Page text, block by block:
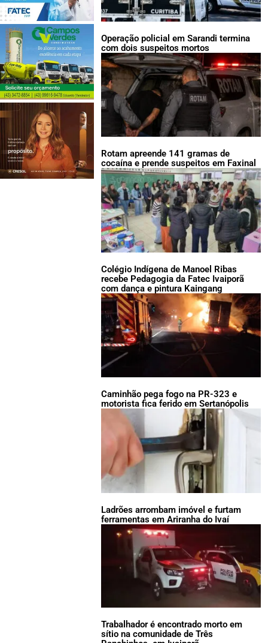
Operação policial em Sarandi termina
com dois suspeitos mortos
Rotam apreende 141 gramas de
cocaína e prende suspeitos em Faxinal
Colégio Indígena de Manoel Ribas
recebe Pedagogia da Fatec Ivaiporã
com dança e pintura Kaingang
Caminhão pega fogo na PR-323 e
motorista fica ferido em Sertanópolis
Ladrões arrombam imóvel e furtam
ferramentas em Ariranha do Ivaí
Trabalhador é encontrado morto em
sítio na comunidade de Três